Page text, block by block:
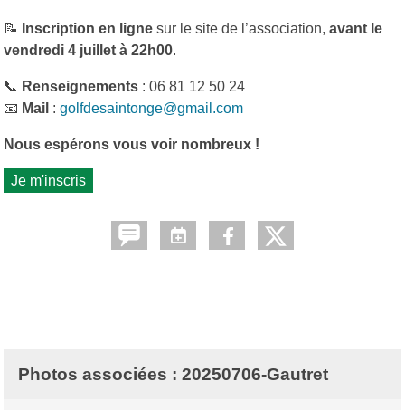
📝 Inscription en ligne sur le site de l’association, avant le
vendredi 4 juillet à 22h00.
📞 Renseignements : 06 81 12 50 24
📧 Mail : golfdesaintonge@gmail.com
Nous espérons vous voir nombreux !
Je m'inscris
Photos associées : 20250706-Gautret